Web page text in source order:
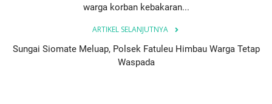
warga korban kebakaran...
ARTIKEL SELANJUTNYA
Sungai Siomate Meluap, Polsek Fatuleu Himbau Warga Tetap
Waspada